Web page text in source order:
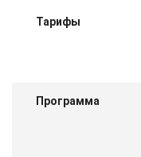
Тарифы
Программа